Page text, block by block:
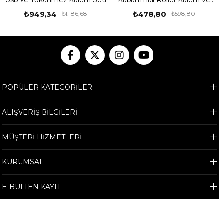
₺949,34 ₺1.186,68
Ahşap Kutu Seti
₺478,80 ₺598,80
POPÜLER KATEGORİLER
ALIŞVERİŞ BİLGİLERİ
MÜŞTERİ HİZMETLERİ
KURUMSAL
E-BÜLTEN KAYIT